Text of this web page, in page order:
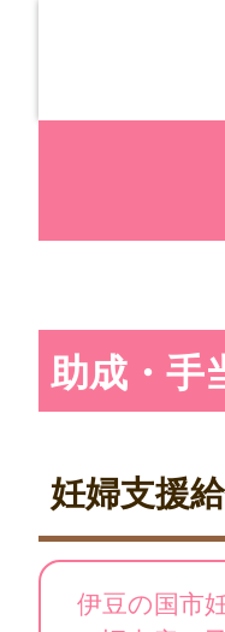
助成・手
妊婦支援
伊豆の国市